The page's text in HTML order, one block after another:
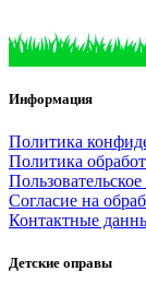
Информация
Политика
Политика
Согласие на
Контактные
Детские оправы